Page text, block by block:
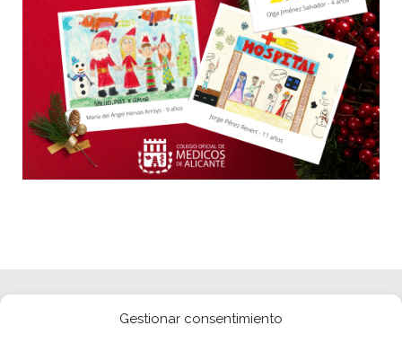
Gestionar consentimiento